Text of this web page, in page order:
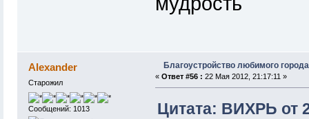
Alexander
Старожил
Сообщений: 1013
Благоустройство любимого
« Ответ #56 : 22 Мая 2012, 21:17:11 »
Цитата: ВИХРЬ от